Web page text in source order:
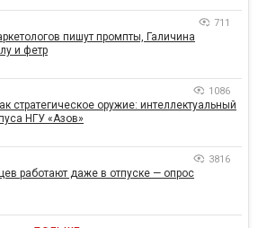
711
пишут промпты, Галичина
и фетр
1086
стратегическое оружие: интеллектуальный
НГУ «Азов»
3816
работают даже в отпуске — опрос